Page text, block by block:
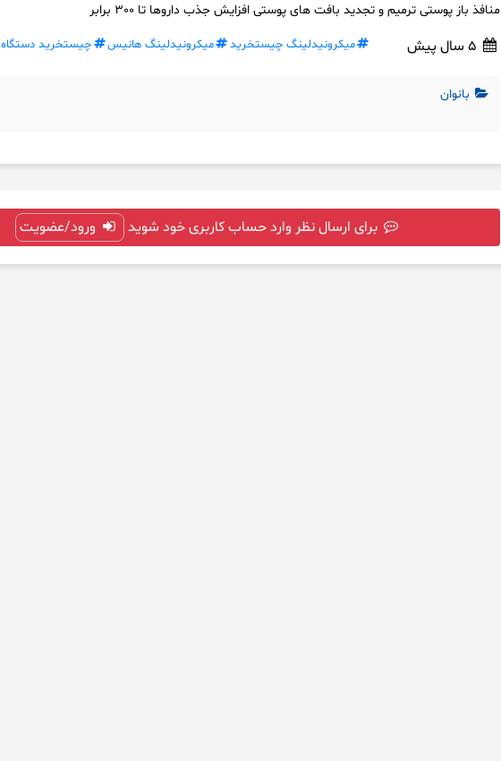
منافذ باز پوستی ترمیم و تجدید بافت های پوستی افزایش جذب داروها تا 300 برابر
میکرونیدلینگ چیستخرید میکرونیدلینگ هانیس چیستخرید دستگاه
بانوان
برای ارسال نظر وارد حساب کاربری خود شوید ورود/عضویت